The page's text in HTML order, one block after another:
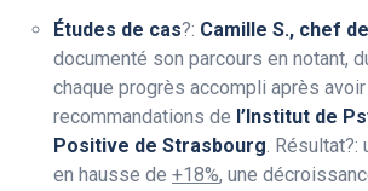
Études de cas?: Camille S., chef
documenté son parcours en notant,
chaque progrès accompli après
recommandations de l’Institut de
Positive de Strasbourg. Résultat?:
en hausse de +18%, une